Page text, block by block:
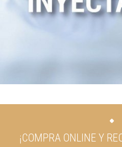
¡COMPRA ONLINE Y